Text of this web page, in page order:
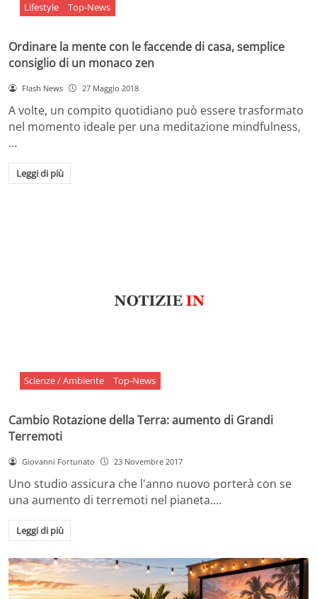
Lifestyle Top-News
Ordinare la mente con le faccende di casa, semplice
consiglio di un monaco zen
Flash News 27 Maggio 2018
A volte, un compito quotidiano può essere trasformato
nel momento ideale per una meditazione mindfulness,
…
Leggi di più
Scienze / Ambiente Top-News
Cambio Rotazione della Terra: aumento di Grandi
Terremoti
Giovanni Fortunato 23 Novembre 2017
Uno studio assicura che l'anno nuovo porterà con se
una aumento di terremoti nel pianeta.…
Leggi di più